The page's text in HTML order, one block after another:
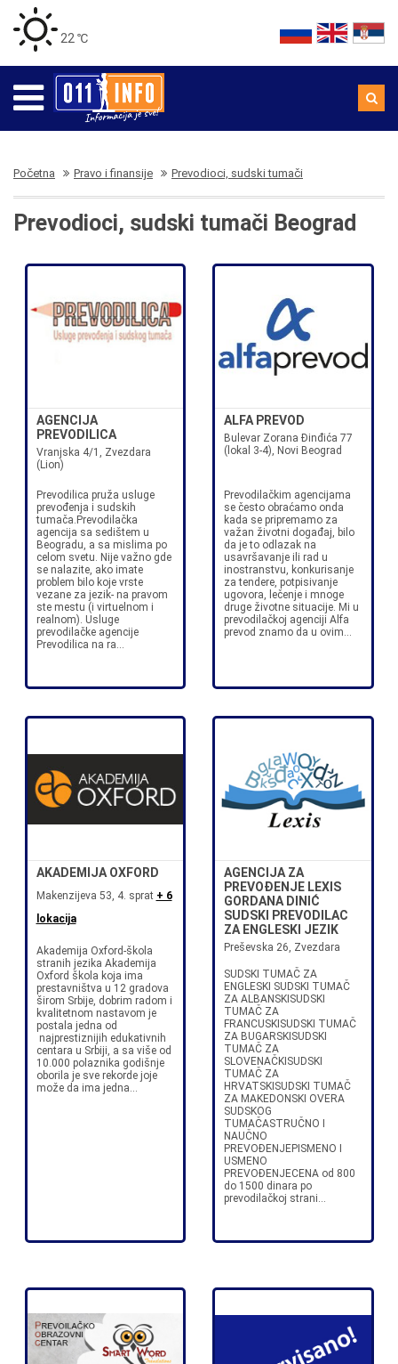
22 ℃
Početna Pravo i finansije Prevodioci, sudski tumači
Prevodioci, sudski tumači Beograd
AGENCIJA
PREVODILICA
Vranjska 4/1, Zvezdara
(Lion)
Prevodilica pruža usluge
prevođenja i sudskih
tumača.Prevodilačka
agencija sa sedištem u
Beogradu, a sa mislima po
celom svetu. Nije važno gde
se nalazite, ako imate
problem bilo koje vrste
vezane za jezik- na pravom
ste mestu (i virtuelnom i
realnom). Usluge
prevodilačke agencije
Prevodilica na ra...
ALFA PREVOD
Bulevar Zorana Đinđića 77
(lokal 3-4), Novi Beograd
Prevodilačkim agencijama
se često obraćamo onda
kada se pripremamo za
važan životni događaj, bilo
da je to odlazak na
usavršavanje ili rad u
inostranstvu, konkurisanje
za tendere, potpisivanje
ugovora, lečenje i mnoge
druge životne situacije. Mi u
prevodilačkoj agenciji Alfa
prevod znamo da u ovim...
AKADEMIJA OXFORD
Makenzijeva 53, 4. sprat + 6
lokacija
Akademija Oxford-škola
stranih jezika Akademija
Oxford škola koja ima
prestavništva u 12 gradova
širom Srbije, dobrim radom i
kvalitetnom nastavom je
postala jedna od
najprestiznijih edukativnih
centara u Srbiji, a sa više od
10.000 polaznika godišnje
oborila je sve rekorde joje
može da ima jedna...
AGENCIJA ZA
PREVOĐENJE LEXIS
GORDANA DINIĆ
SUDSKI PREVODILAC
ZA ENGLESKI JEZIK
Preševska 26, Zvezdara
SUDSKI TUMAČ ZA
ENGLESKI SUDSKI TUMAČ
ZA ALBANSKISUDSKI
TUMAČ ZA
FRANCUSKISUDSKI TUMAČ
ZA BUGARSKISUDSKI
TUMAČ ZA
SLOVENAČKISUDSKI
TUMAČ ZA
HRVATSKISUDSKI TUMAČ
ZA MAKEDONSKI OVERA
SUDSKOG
TUMAČASTRUČNO I
NAUČNO
PREVOĐENJEPISMENO I
USMENO
PREVOĐENJECENA od 800
do 1500 dinara po
prevodilačkoj strani...